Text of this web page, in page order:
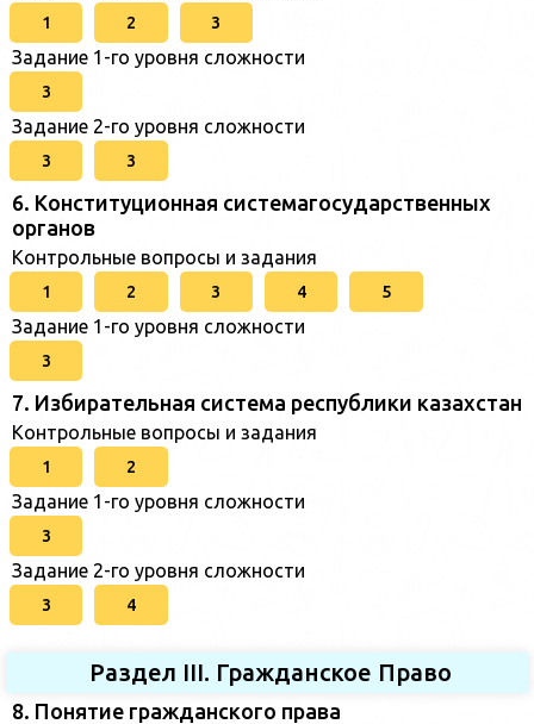
1 2 3
Задание 1-го уровня сложности
3
Задание 2-го уровня сложности
3 3
6. Конституционная системагосударственных
органов
Контрольные вопросы и задания
1 2 3 4 5
Задание 1-го уровня сложности
3
7. Избирательная система республики казахстан
Контрольные вопросы и задания
1 2
Задание 1-го уровня сложности
3
Задание 2-го уровня сложности
3 4
Раздел III. Гражданское Право
8. Понятие гражданского права